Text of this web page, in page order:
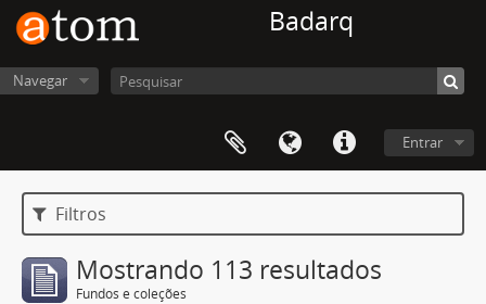
Badarq
Navegar
Entrar
Filtros
Mostrando 113 resultados
Fundos e coleções